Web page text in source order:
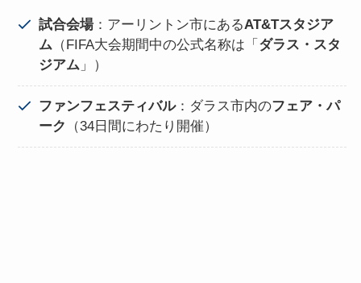
試合会場：アーリントン市にあるAT&Tスタジア
ム（FIFA大会期間中の公式名称は「 ダラス・スタ
ジアム」）
ファンフェスティバル：ダラス市内のフェア・パ
ーク （34日間にわたり開催）